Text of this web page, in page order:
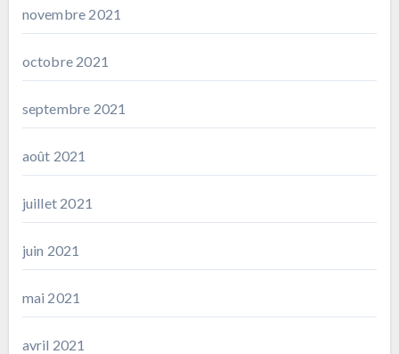
novembre 2021
octobre 2021
septembre 2021
août 2021
juillet 2021
juin 2021
mai 2021
avril 2021